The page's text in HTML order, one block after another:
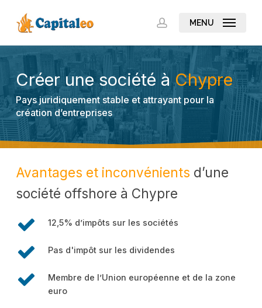
main
accountMENU
Créer une société àChypre
Pays juridiquement stable et attrayant pour la
création d’entreprises
Avantages et inconvénients d’une
société offshore à Chypre
12,5% d’impôts sur les sociétés
Pas d'impôt sur les dividendes
Membre de l’Union européenne et de la zone
euro